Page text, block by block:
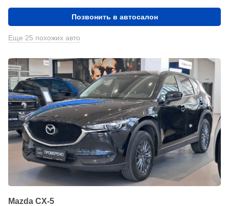
Позвонить в автосалон
Еще 25 похожих авто
Mazda CX-5